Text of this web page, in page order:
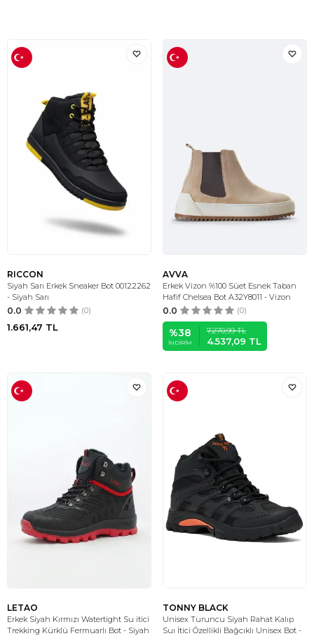
RICCON
Siyah Sarı Erkek Sneaker Bot 00122262
- Siyah Sarı
0.0 (0)
1.661,47 TL
AVVA
Erkek Vizon %100 Süet Esnek Taban
Hafif Chelsea Bot A32Y8011 - Vizon
0.0 (0)
%38
İNDIRIM
7.270,99TL
4.537,09 TL
LETAO
Erkek Siyah Kırmızı Watertight Su itici
Trekking Kürklü Fermuarlı Bot - Siyah
TONNY BLACK
Unisex Turuncu Siyah Rahat Kalıp
Suı İtici Özellikli Bağcıklı Unisex Bot -